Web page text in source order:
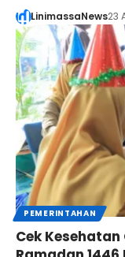
LinimassaNews23
PEMERINTAHAN
Cek